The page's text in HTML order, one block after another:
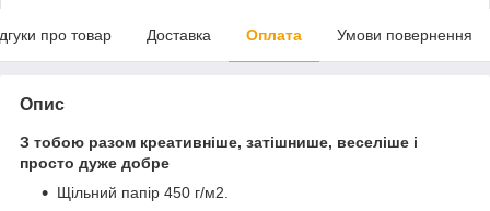
про товар Доставка Оплата Умови повернення
Опис
З тобою разом креативніше, затішнише, веселіше і
просто дуже добре
Щільний папір 450 г/м2.